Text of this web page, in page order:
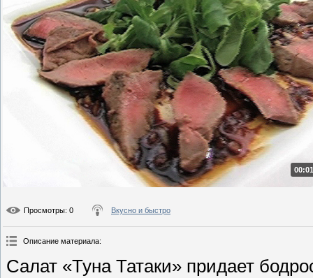
Просмотры: 0 Вкусно и быстро
Описание материала:
Салат «Туна Татаки» придает